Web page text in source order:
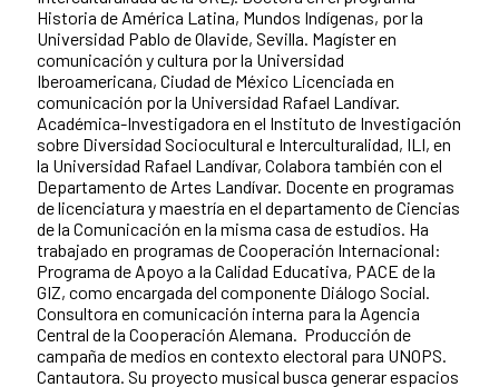
Historia de América Latina, Mundos Indígenas, por la
Universidad Pablo de Olavide, Sevilla. Magíster en
comunicación y cultura por la Universidad
Iberoamericana, Ciudad de México Licenciada en
comunicación por la Universidad Rafael Landívar.
Académica-Investigadora en el Instituto de Investigación
sobre Diversidad Sociocultural e Interculturalidad, ILI, en
la Universidad Rafael Landívar, Colabora también con el
Departamento de Artes Landívar. Docente en programas
de licenciatura y maestría en el departamento de Ciencias
de la Comunicación en la misma casa de estudios. Ha
trabajado en programas de Cooperación Internacional:
Programa de Apoyo a la Calidad Educativa, PACE de la
GIZ, como encargada del componente Diálogo Social.
Consultora en comunicación interna para la Agencia
Central de la Cooperación Alemana. Producción de
campaña de medios en contexto electoral para UNOPS.
Cantautora. Su proyecto musical busca generar espacios